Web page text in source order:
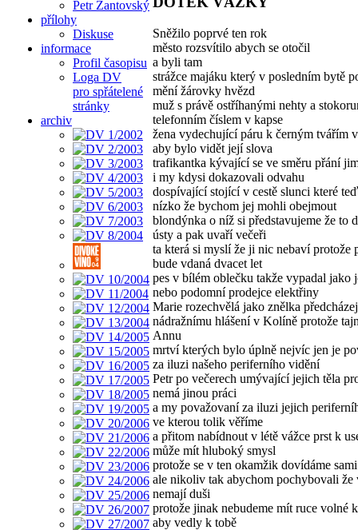
Petr Žantovský
přílohy
Diskuse
informace
Profil časopisu
Loga DV
pro spřátelené
stránky
archiv
Sněžilo poprvé ten rok
město rozsvítilo abych se otočil
a byli tam
strážce majáku který v posledním bytě
mění žárovky hvězd
muž s právě ostříhanými nehty a
telefonním číslem v kapse
žena vydechující páru k černým tvářím
aby bylo vidět její slova
trafikantka kývající se ve směru přání
i my kdysi dokazovali odvahu
dospívající stojící v cestě slunci které
nízko že bychom jej mohli obejmout
blondýnka o níž si představujeme že to
ústy a pak uvaří večeři
ta která si myslí že ji nic nebaví protože
bude vdaná dvacet let
pes v bílém oblečku takže vypadal jako
nebo podomní prodejce elektřiny
Marie rozechvělá jako znělka
nádražnímu hlášení v Kolíně protože
Annu
mrtví kterých bylo úplně nejvíc jen je
za iluzi našeho periferního vidění
Petr po večerech umývající jejich těla
nemá jinou práci
a my považovaní za iluzi jejich
ve kterou tolik věříme
a přitom nabídnout v létě vážce prst k
může mít hluboký smysl
protože se v ten okamžik dovídáme
ale nikoliv tak abychom pochybovali že
nemají duši
protože jinak nebudeme mít ruce volné
aby vedly k tobě